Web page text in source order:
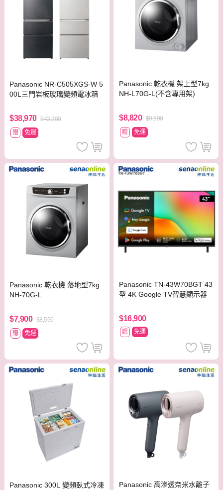
Panasonic NR-C505XGS-W 5
00L三門岩板玻璃變頻電冰箱
$38,970 $43,300
贈
免運
Panasonic 乾衣機 架上型7kg
NH-L70G-L(不含專用架)
$8,820 $9,590
贈
免運
Panasonic 乾衣機 落地型7kg
NH-70G-L
$7,900 $8,590
贈
免運
Panasonic TN-43W70BGT 43
型 4K Google TV智慧顯示器
$16,900
贈 免運
Panasonic 300L 變頻臥式冷凍
Panasonic 高滲透奈米水離子